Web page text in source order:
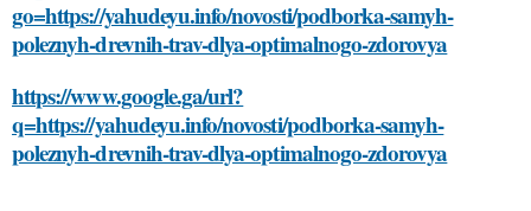
go=https://yahudeyu.info/novosti/podborka-samyh-
poleznyh-drevnih-trav-dlya-optimalnogo-zdorovya
https://www.google.ga/url?
q=https://yahudeyu.info/novosti/podborka-samyh-
poleznyh-drevnih-trav-dlya-optimalnogo-zdorovya